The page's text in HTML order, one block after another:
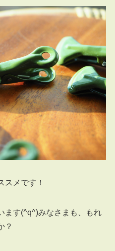
スメです！
ます(^q^)みなさまも、もれ
？